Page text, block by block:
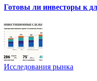
Готовы ли инвесторы к
Исследования рынка